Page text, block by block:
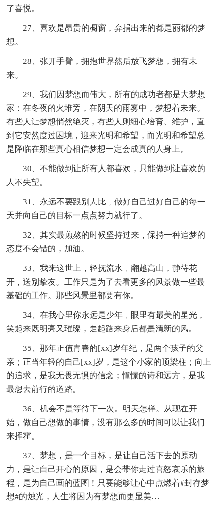
了喜悦。
27、喜欢是昂贵的橱窗，弃捐出来的都是丽都的梦
想。
28、张开手臂，拥抱世界然后放飞梦想，拥有未
来。
29、我们因梦想而伟大，所有的成功者都是大梦想
家：在冬夜的火堆旁，在阴天的雨雾中，梦想着未来。
有些人让梦想悄然绝灭，有些人则细心培育、维护，直
到它安然度过困境，迎来光明和希望，而光明和希望总
是降临在那些真心相信梦想一定会成真的人身上。
30、不能做到让所有人都喜欢，只能做到让喜欢的
人不失望。
31、永远不要跟别人比，做好自己过好自己的每一
天并向自己的目标一点点努力就行了。
32、其实最煎熬的时候坚持过来，保持一种追梦的
态度不会错的，加油。
33、我来这世上，轻抚流水，翻越高山，静待花
开，送别挚友。工作只是为了去看更多的风景做一些最
基础的工作。那些风景里都要有你。
34、在我心里你永远是少年，眼里有最美的星光，
笑起来既明亮又璀璨，走起路来身后都是清新的风。
35、那年正值青春的[xx]岁年纪，是两个孩子的父
亲；正当年轻的自己[xx]岁，是这个小家的顶梁柱；向上
的追求，是我无畏无惧的信念；憧憬的诗和远方，是我
最想去前行的道路。
36、机会不是等待下一次。明天怎样。从现在开
始，做自己想做的事情，没有那么多的时间可以让我们
来挥霍。
37、梦想，是一个目标，是让自己活下去的原动
力，是让自己开心的原因，是会带你走过喜怒哀乐的旅
程，是为自己画的蓝图！只要能够让心中点燃着#封存梦
想#的烛光，人生将因为有梦想而更显美…